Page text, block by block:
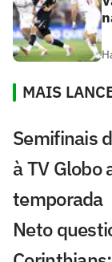
MAIS
Semifinais
à TV Globo
temporada
Neto